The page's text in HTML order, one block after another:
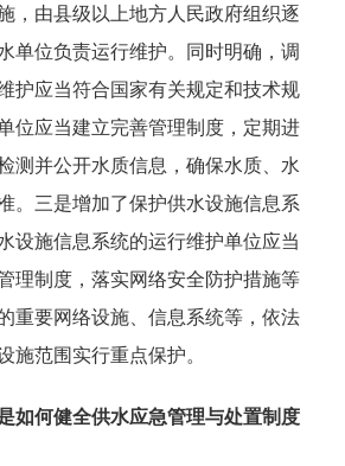
，由县级以上地方人民政府组织逐
单位负责运行维护。同时明确，调
护应当符合国家有关规定和技术规
位应当建立完善管理制度，定期进
测并公开水质信息，确保水质、水
。三是增加了保护供水设施信息系
设施信息系统的运行维护单位应当
理制度，落实网络安全防护措施等
重要网络设施、信息系统等，依法
施范围实行重点保护。
如何健全供水应急管理与处置制度